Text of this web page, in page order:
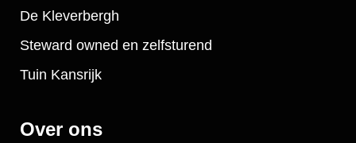
De Kleverbergh
Steward owned en zelfsturend
Tuin Kansrijk
Over ons